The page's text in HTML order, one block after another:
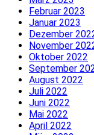
Februar 2023
Januar 2023
Dezember
November
Oktober 2022
September
August 2022
Juli 2022
Juni 2022
Mai 2022
April 2022